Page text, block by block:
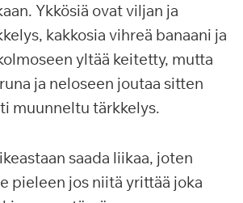
Ykkösiä ovat viljan ja
kakkosia vihreä banaani ja
yltää keitetty, mutta
ja neloseen joutaa sitten
muunneltu tärkkelys.
saada liikaa, joten
pieleen jos niitä yrittää joka